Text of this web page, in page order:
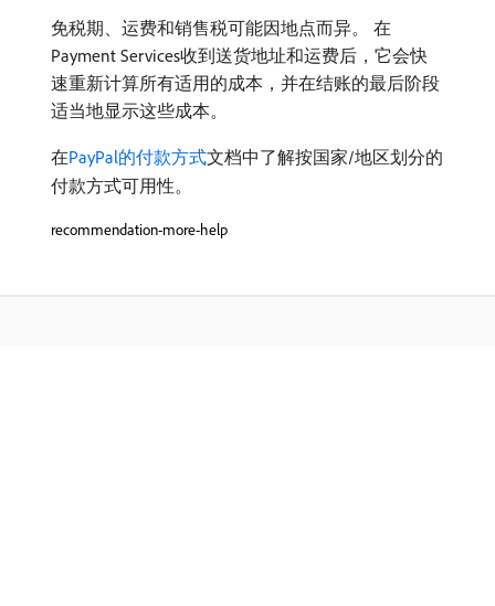
免税期、运费和销售税可能因地点而异。 在
Payment Services收到送货地址和运费后，它会快
速重新计算所有适用的成本，并在结账的最后阶段
适当地显示这些成本。
在PayPal的付款方式文档中了解按国家/地区划分的
付款方式可用性。
recommendation-more-help